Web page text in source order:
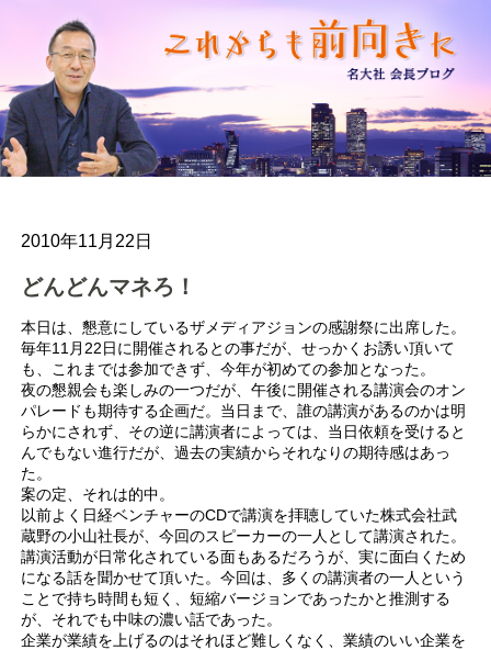
2010年11月22日
どんどんマネろ！
本日は、懇意にしているザメディアジョンの感謝祭に出席した。
毎年11月22日に開催されるとの事だが、せっかくお誘い頂いて
も、これまでは参加できず、今年が初めての参加となった。
夜の懇親会も楽しみの一つだが、午後に開催される講演会のオン
パレードも期待する企画だ。当日まで、誰の講演があるのかは明
らかにされず、その逆に講演者によっては、当日依頼を受けると
んでもない進行だが、過去の実績からそれなりの期待感はあっ
た。
案の定、それは的中。
以前よく日経ベンチャーのCDで講演を拝聴していた株式会社武
蔵野の小山社長が、今回のスピーカーの一人として講演された。
講演活動が日常化されている面もあるだろうが、実に面白くため
になる話を聞かせて頂いた。今回は、多くの講演者の一人という
ことで持ち時間も短く、短縮バージョンであったかと推測する
が、それでも中味の濃い話であった。
企業が業績を上げるのはそれほど難しくなく、業績のいい企業を